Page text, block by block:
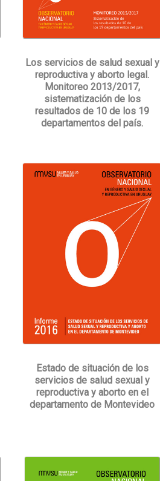
Los servicios de salud sexual y
reproductiva y aborto legal.
Monitoreo 2013/2017,
sistematización de los
resultados de 10 de los 19
departamentos del país.
Estado de situación de los
servicios de salud sexual y
reproductiva y aborto en el
departamento de Montevideo